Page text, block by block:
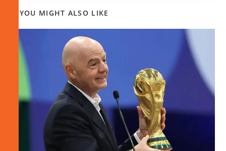
YOU MIGHT ALSO LIKE